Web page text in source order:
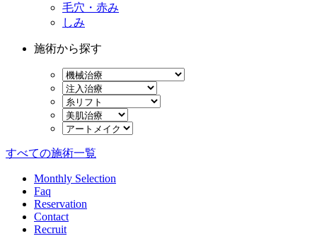
毛穴・赤み
しみ
施術から探す
すべての施術一覧
Monthly Selection
Faq
Reservation
Contact
Recruit